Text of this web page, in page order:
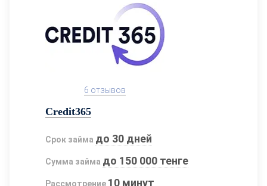
6 отзывов
Credit365
Срок займа до 30 дней
Сумма займа до 150 000 тенге
Рассмотрение 10 минут